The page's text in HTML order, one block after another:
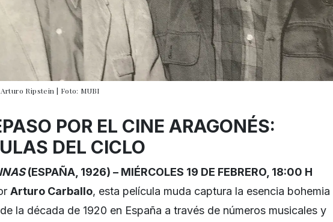
Ripstein | Foto: MUBI
POR EL CINE ARAGONÉS:
DEL CICLO
(ESPAÑA, 1926) – MIÉRCOLES 19 DE FEBRERO, 18:00 H
Arturo Carballo, esta película muda captura la esencia bohemia
la década de 1920 en España a través de números musicales y